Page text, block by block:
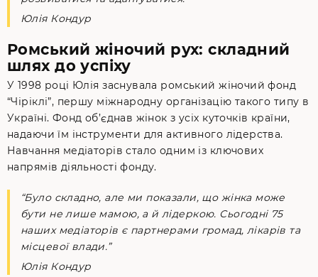
Юлія Кондур
Ромський жіночий рух: складний
шлях до успіху
У 1998 році Юлія заснувала ромський жіночий фонд
“Чіріклі”, першу міжнародну організацію такого типу в
Україні. Фонд об’єднав жінок з усіх куточків країни,
надаючи їм інструменти для активного лідерства.
Навчання медіаторів стало одним із ключових
напрямів діяльності фонду.
“Було складно, але ми показали, що жінка може
бути не лише мамою, а й лідеркою. Сьогодні 75
наших медіаторів є партнерами громад, лікарів та
місцевої влади.”
Юлія Кондур